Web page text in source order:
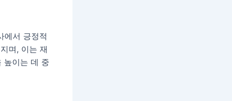
에서 긍정적
며, 이는 재
높이는 데 중